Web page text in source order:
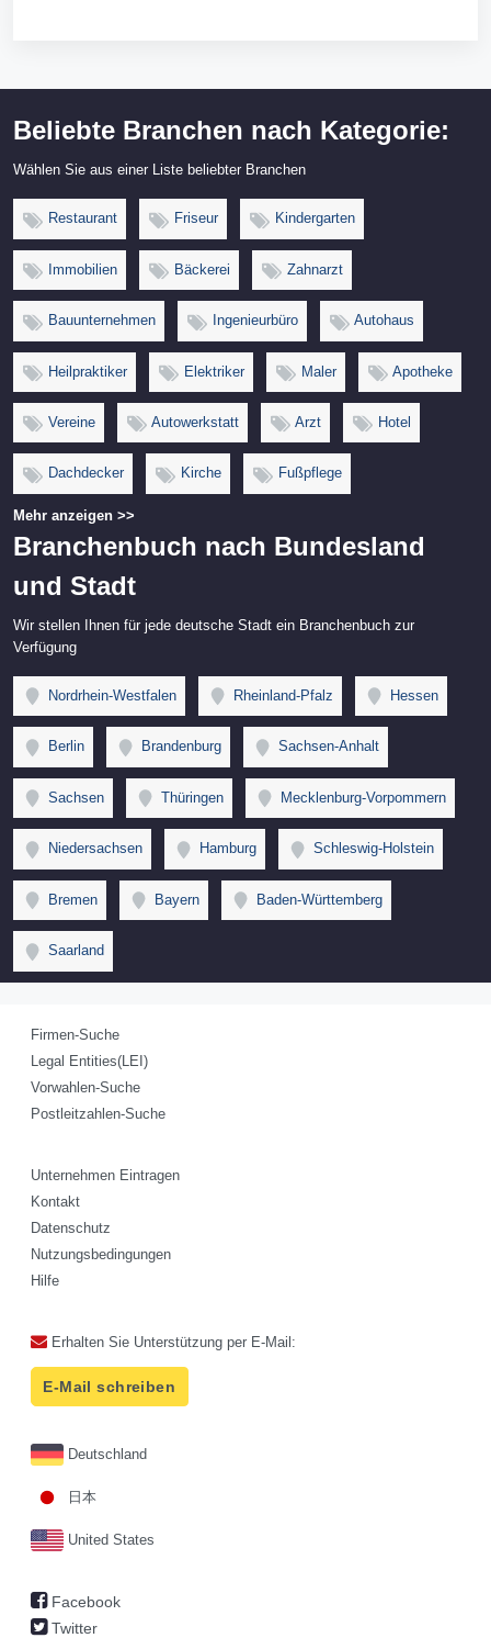
Beliebte Branchen nach Kategorie:
Wählen Sie aus einer Liste beliebter Branchen
Restaurant Friseur Kindergarten
Immobilien Bäckerei Zahnarzt
Bauunternehmen Ingenieurbüro Autohaus
Heilpraktiker Elektriker Maler Apotheke
Vereine Autowerkstatt Arzt Hotel
Dachdecker Kirche Fußpflege
Mehr anzeigen >>
Branchenbuch nach Bundesland
und Stadt
Wir stellen Ihnen für jede deutsche Stadt ein Branchenbuch zur
Verfügung
Nordrhein-Westfalen Rheinland-Pfalz Hessen
Berlin Brandenburg Sachsen-Anhalt
Sachsen Thüringen Mecklenburg-Vorpommern
Niedersachsen Hamburg Schleswig-Holstein
Bremen Bayern Baden-Württemberg
Saarland
Firmen-Suche
Legal Entities(LEI)
Vorwahlen-Suche
Postleitzahlen-Suche
Unternehmen Eintragen
Kontakt
Datenschutz
Nutzungsbedingungen
Hilfe
Erhalten Sie Unterstützung per E-Mail:
E-Mail schreiben
Deutschland
日本
United States
Facebook
Twitter